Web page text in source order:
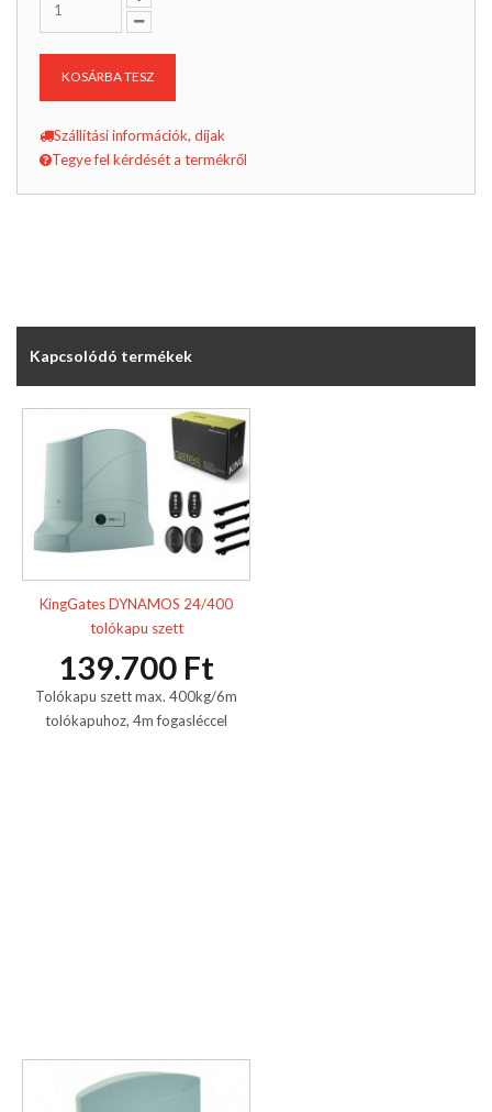
KOSÁRBA TESZ
Szállítási információk, díjak
Tegye fel kérdését a termékről
Kapcsolódó termékek
KingGates DYNAMOS 24/400
tolókapu szett
139.700 Ft
Tolókapu szett max. 400kg/6m
tolókapuhoz, 4m fogasléccel